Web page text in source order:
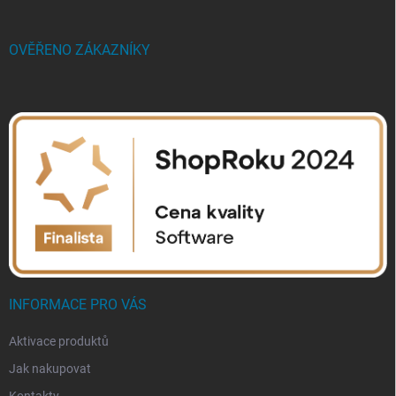
OVĚŘENO ZÁKAZNÍKY
INFORMACE PRO VÁS
Aktivace produktů
Jak nakupovat